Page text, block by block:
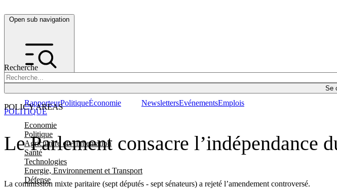
Open sub navigation
Recherche
Se
POLICY AREAS
Economie
Politique
Agriculture et Alimentation
Santé
Technologies
Energie, Environnement et Transport
Défense
RapporteurPolitiqueÉconomie NewslettersEvénementsEmplois
Le Parlement consacre l’indépendance
La commission mixte paritaire (sept députés - sept sénateurs) a rejeté l’amendement controversé.
POLITIQUE